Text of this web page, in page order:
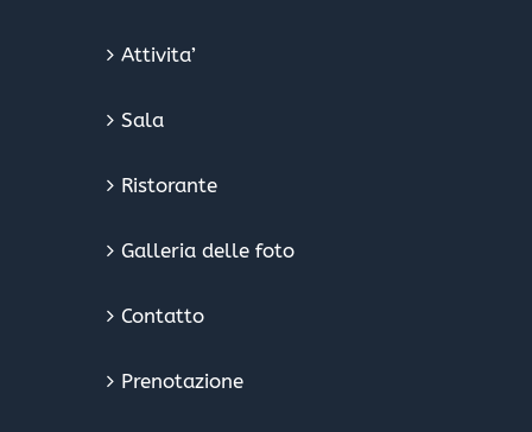
Attivita’
Sala
Ristorante
Galleria delle foto
Contatto
Prenotazione